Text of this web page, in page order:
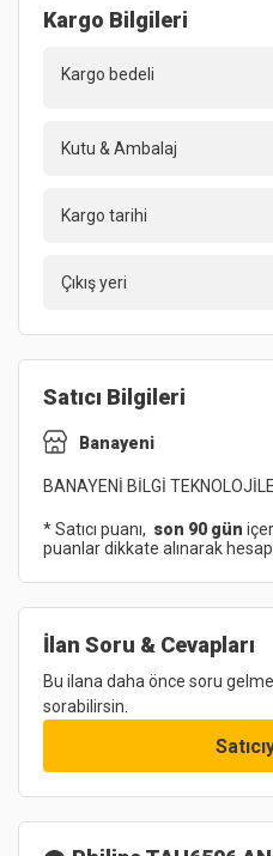
Kargo Bilgileri
Kargo bedeli
Kutu & Ambalaj
Kargo tarihi
Çıkış yeri
Satıcı Bilgileri
Banayeni
BANAYENİ BİLGİ
* Satıcı puanı, son 90 gün
puanlar dikkate alınarak
İlan Soru & Cevapları
Bu ilana daha önce soru
sorabilirsin.